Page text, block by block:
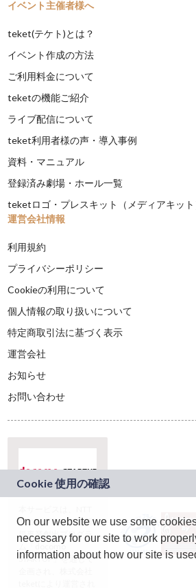
イベント主催者様へ
teket(テケト)とは？
イベント作成の方法
ご利用料金について
teketの機能ご紹介
ライブ配信について
teket利用者様の声・導入事例
資料・マニュアル
登録済み劇場・ホール一覧
teketロゴ・プレスキット（メディアキット
運営会社情報
利用規約
プライバシーポリシー
Cookieの利用について
個人情報の取り扱いについて
特定商取引法に基づく表示
運営会社
お知らせ
お問い合わせ
ドコモグループの新
規事業創出プログラ
ム「docomo
STARTUP」を通じて
On our website we use some
necessary for our site to work
information about how our site is